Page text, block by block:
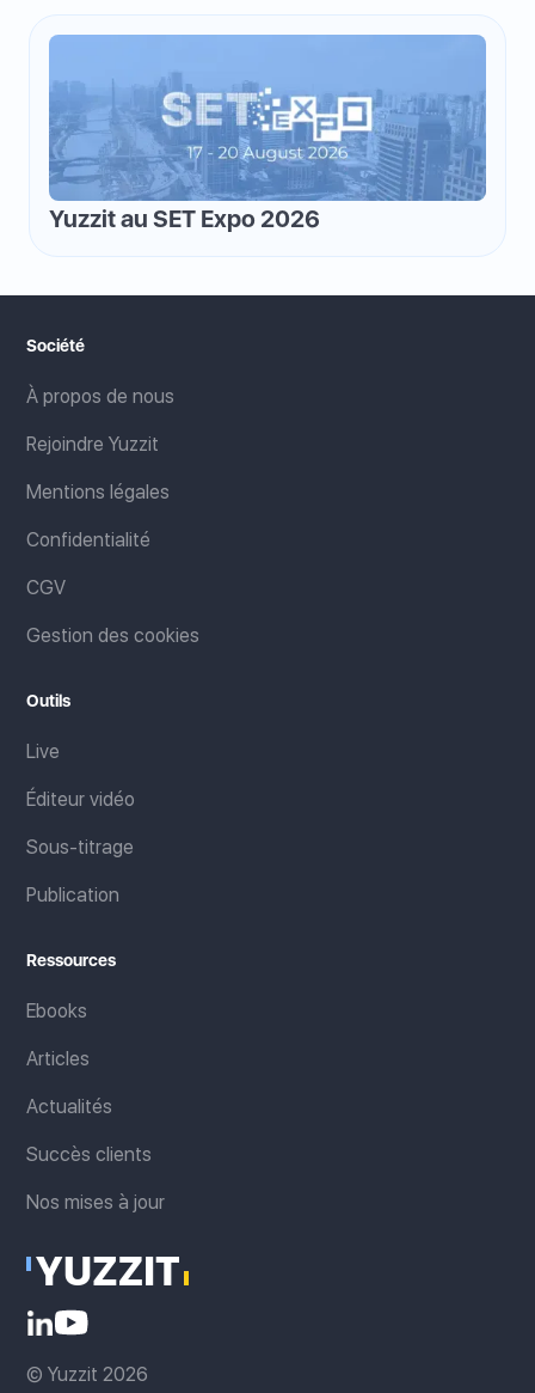
Yuzzit au SET Expo 2026
Société
À propos de nous
Rejoindre Yuzzit
Mentions légales
Confidentialité
CGV
Gestion des cookies
Outils
Live
Éditeur vidéo
Sous-titrage
Publication
Ressources
Ebooks
Articles
Actualités
Succès clients
Nos mises à jour
© Yuzzit 2026